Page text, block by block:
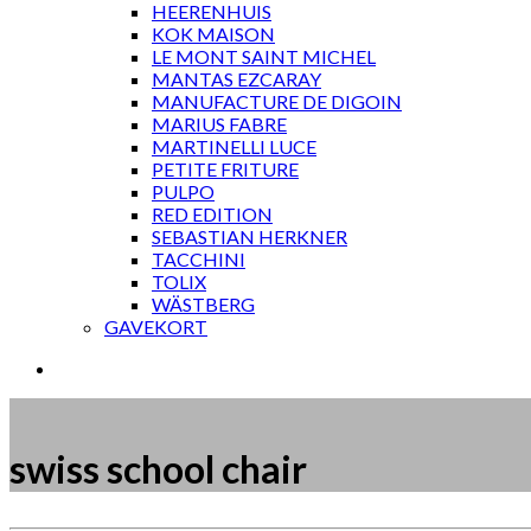
HEERENHUIS
KOK MAISON
LE MONT SAINT MICHEL
MANTAS EZCARAY
MANUFACTURE DE DIGOIN
MARIUS FABRE
MARTINELLI LUCE
PETITE FRITURE
PULPO
RED EDITION
SEBASTIAN HERKNER
TACCHINI
TOLIX
WÄSTBERG
GAVEKORT
swiss school chair